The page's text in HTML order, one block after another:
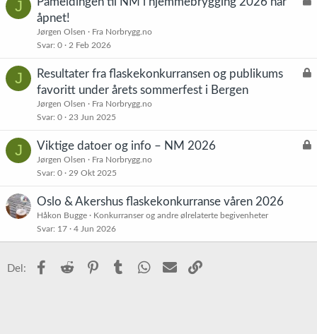
J
åpnet!
Jørgen Olsen
Fra Norbrygg.no
Svar 0 2 Feb 2026
J
L
Resultater fra flaskekonkurransen og publikums
favoritt under årets sommerfest i Bergen
Jørgen Olsen
Fra Norbrygg.no
Svar 0 23 Jun 2025
J
L
Viktige datoer og info – NM 2026
Jørgen Olsen
Fra Norbrygg.no
Svar 0 29 Okt 2025
Oslo & Akershus flaskekonkurranse våren 2026
Håkon Bugge
Konkurranser og andre ølrelaterte begivenheter
Svar 17 4 Jun 2026
Del: Facebook
Reddit PinterestTumblr WhatsApp
E-post